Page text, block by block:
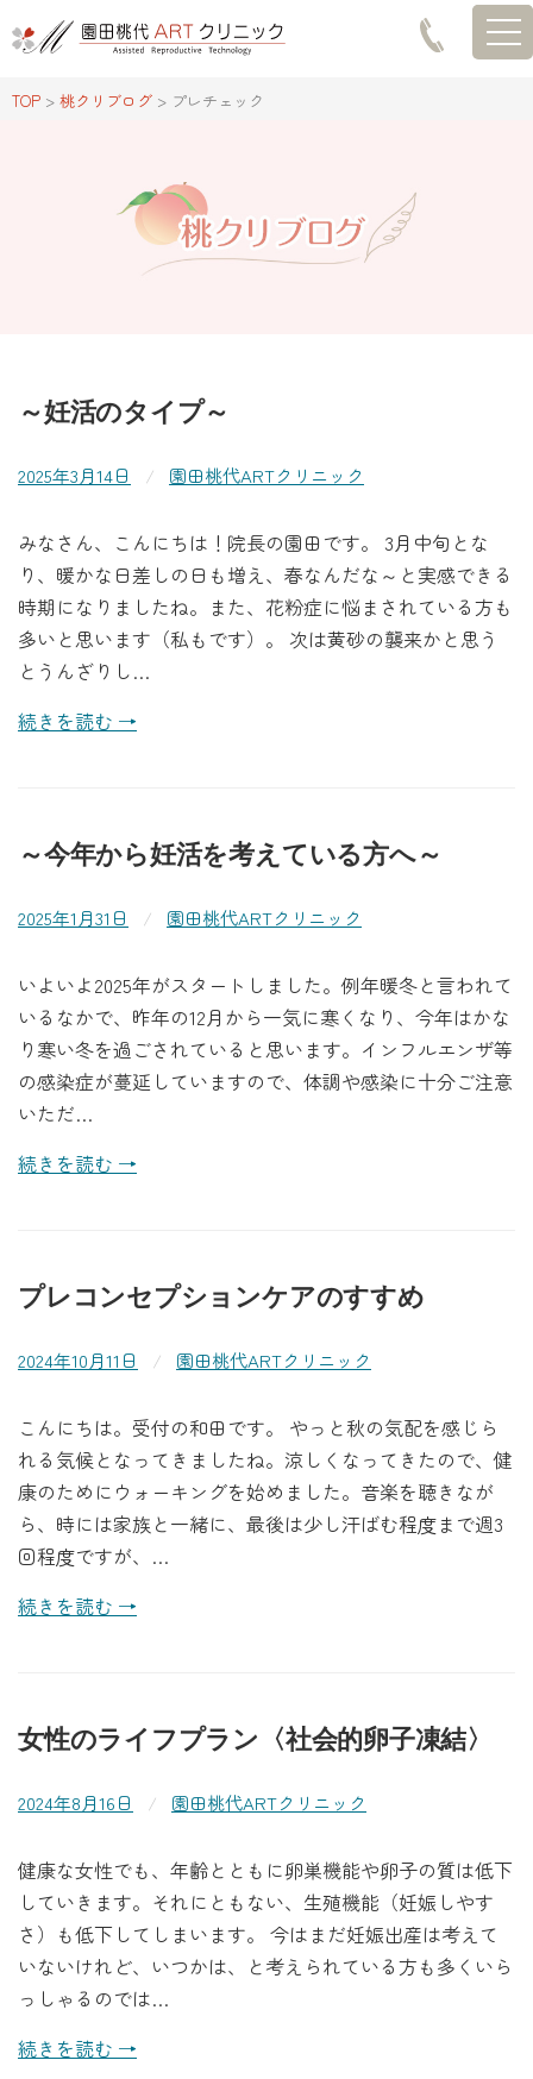
TOP > 桃クリブログ > プレチェック
～妊活のタイプ～
2025年3月14日 / 園田桃代ARTクリニック
みなさん、こんにちは！院長の園田です。 3月中旬とな
り、暖かな日差しの日も増え、春なんだな～と実感できる
時期になりましたね。また、花粉症に悩まされている方も
多いと思います（私もです）。 次は黄砂の襲来かと思う
とうんざりし…
続きを読む →
～今年から妊活を考えている方へ～
2025年1月31日 / 園田桃代ARTクリニック
いよいよ2025年がスタートしました。例年暖冬と言われて
いるなかで、昨年の12月から一気に寒くなり、今年はかな
り寒い冬を過ごされていると思います。インフルエンザ等
の感染症が蔓延していますので、体調や感染に十分ご注意
いただ…
続きを読む →
プレコンセプションケアのすすめ
2024年10月11日 / 園田桃代ARTクリニック
こんにちは。受付の和田です。 やっと秋の気配を感じら
れる気候となってきましたね。涼しくなってきたので、健
康のためにウォーキングを始めました。音楽を聴きなが
ら、時には家族と一緒に、最後は少し汗ばむ程度まで週3
回程度ですが、…
続きを読む →
女性のライフプラン〈社会的卵子凍結〉
2024年8月16日 / 園田桃代ARTクリニック
健康な女性でも、年齢とともに卵巣機能や卵子の質は低下
していきます。それにともない、生殖機能（妊娠しやす
さ）も低下してしまいます。 今はまだ妊娠出産は考えて
いないけれど、いつかは、と考えられている方も多くいら
っしゃるのでは…
続きを読む →